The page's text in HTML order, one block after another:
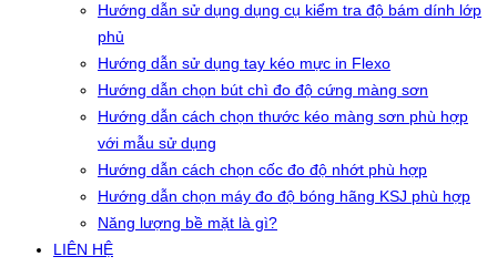
Hướng dẫn sử dụng dụng cụ kiểm tra độ bám dính lớp
phủ
Hướng dẫn sử dụng tay kéo mực in Flexo
Hướng dẫn chọn bút chì đo độ cứng màng sơn
Hướng dẫn cách chọn thước kéo màng sơn phù hợp
với mẫu sử dụng
Hướng dẫn cách chọn cốc đo độ nhớt phù hợp
Hướng dẫn chọn máy đo độ bóng hãng KSJ phù hợp
Năng lượng bề mặt là gì?
LIÊN HỆ